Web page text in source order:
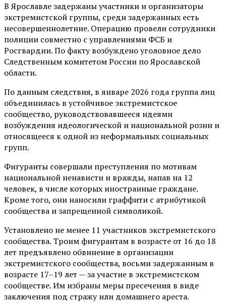
В Ярославле задержаны участники и организаторы
экстремистской группы, среди задержанных есть
несовершеннолетние. Операцию провели сотрудники
полиции совместно с управлениями ФСБ и
Росгвардии. По факту возбуждено уголовное дело
Следственным комитетом России по Ярославской
области.
По данным следствия, в январе 2026 года группа лиц
объединилась в устойчивое экстремистское
сообщество, руководствовавшееся идеями
возбуждения идеологической и национальной розни и
относящееся к одной из неформальных социальных
групп.
Фигуранты совершали преступления по мотивам
национальной ненависти и вражды, напав на 12
человек, в числе которых иностранные граждане.
Кроме того, они наносили граффити с атрибутикой
сообщества и запрещенной символикой.
Установлено не менее 11 участников экстремистского
сообщества. Троим фигурантам в возрасте от 16 до 18
лет предъявлено обвинение в организации
экстремистского сообщества, восьми задержанным в
возрасте 17–19 лет — за участие в экстремистском
сообществе. Им избраны меры пресечения в виде
заключения под стражу или домашнего ареста.